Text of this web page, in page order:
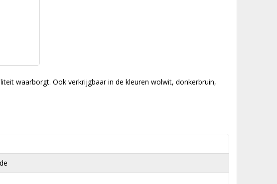
waarborgt. Ook verkrijgbaar in de kleuren wolwit, donkerbruin,